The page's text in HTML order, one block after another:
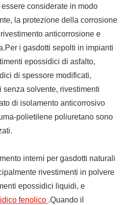
considerate in modo
la protezione della corrosione
anticorrosione e
i gasdotti sepolti in impianti
epossidici di asfalto,
di spessore modificati,
senza solvente, rivestimenti
di isolamento anticorrosivo
polietilene poliuretano sono
interni per gasdotti naturali
rivestimenti in polvere
epossidici liquidi, e
fenolico .Quando il